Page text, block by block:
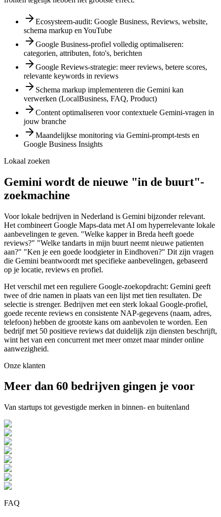
Ecosysteem-audit: Google Business, Reviews, website,
schema markup en YouTube
Google Business-profiel volledig optimaliseren:
categorien, attributen, foto's, berichten
Google Reviews-strategie: meer reviews, betere scores,
relevante keywords in reviews
Schema markup implementeren die Gemini kan
verwerken (LocalBusiness, FAQ, Product)
Content optimaliseren voor contextuele Gemini-vragen in
jouw branche
Maandelijkse monitoring via Gemini-prompt-tests en
Google Business Insights
Lokaal zoeken
Gemini wordt de nieuwe "in de buurt"-
zoekmachine
Voor lokale bedrijven in Nederland is Gemini bijzonder relevant.
Het combineert Google Maps-data met AI om hyperrelevante lokale
aanbevelingen te geven. "Welke kapper in Breda heeft goede
reviews?" "Welke tandarts in mijn buurt neemt nieuwe patienten
aan?" "Ken je een goede loodgieter in Eindhoven?" Dit zijn vragen
die Gemini beantwoordt met specifieke aanbevelingen, gebaseerd
op je locatie, reviews en profiel.
Het verschil met een reguliere Google-zoekopdracht: Gemini geeft
twee of drie namen in plaats van een lijst met tien resultaten. De
selectie is strenger. Bedrijven met een sterk lokaal Google-profiel,
goede recente reviews en consistente NAP-gegevens (naam, adres,
telefoon) hebben de grootste kans om aanbevolen te worden. Een
bedrijf met 50 positieve reviews dat duidelijk zijn diensten beschrijft,
wint het van een concurrent met meer omzet maar minder online
aanwezigheid.
Onze klanten
Meer dan 60 bedrijven gingen je voor
Van startups tot gevestigde merken in binnen- en buitenland
FAQ